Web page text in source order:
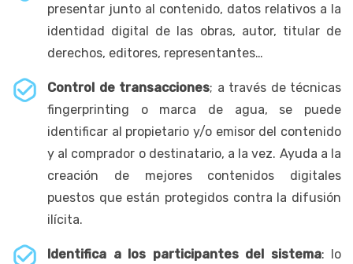
presentar junto al contenido, datos relativos a la
identidad digital de las obras, autor, titular de
derechos, editores, representantes…
Control de transacciones; a través de técnicas
fingerprinting o marca de agua, se puede
identificar al propietario y/o emisor del contenido
y al comprador o destinatario, a la vez. Ayuda a la
creación de mejores contenidos digitales
puestos que están protegidos contra la difusión
ilícita.
Identifica a los participantes del sistema: lo